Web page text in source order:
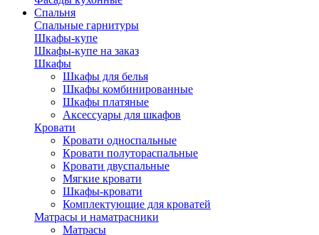
Спальня
Спальные гарнитуры
Шкафы-купе
Шкафы-купе на заказ
Шкафы
Шкафы для белья
Шкафы комбинированные
Шкафы платяные
Аксессуары для шкафов
Кровати
Кровати односпальные
Кровати полутораспальные
Кровати двуспальные
Мягкие кровати
Шкафы-кровати
Комплектующие для кроватей
Матрасы и наматрасники
Матрасы